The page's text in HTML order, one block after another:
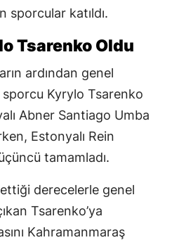
sporcular katıldı.
Tsarenko Oldu
ardından genel
sporcu Kyrylo Tsarenko
Abner Santiago Umba
Estonyalı Rein
tamamladı.
derecelerle genel
Tsarenko’ya
Kahramanmaraş